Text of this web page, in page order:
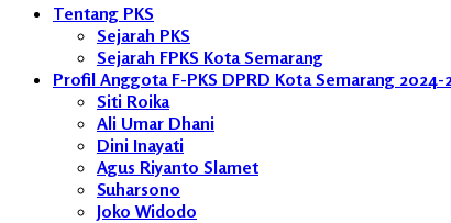
Tentang PKS
Sejarah PKS
Sejarah FPKS Kota Semarang
Profil Anggota F-PKS DPRD Kota Semarang 2024-
Siti Roika
Ali Umar Dhani
Dini Inayati
Agus Riyanto Slamet
Suharsono
Joko Widodo